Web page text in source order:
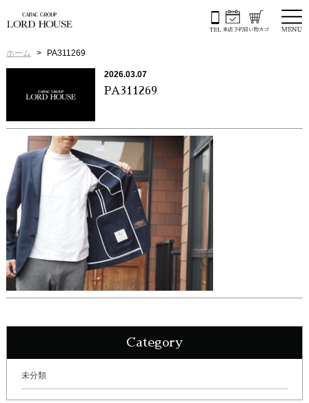
ホーム PA311269
2026.03.07
PA311269
Category
未分類